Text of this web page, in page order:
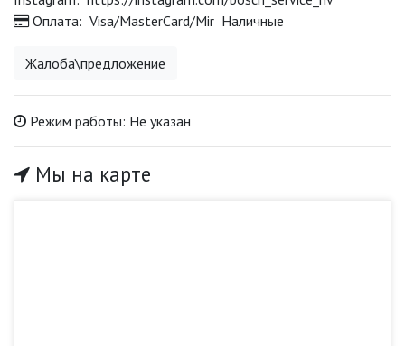
Оплата: Visa/MasterCard/Mir Наличные
Жалоба\предложение
Режим работы: Не указан
Мы на карте